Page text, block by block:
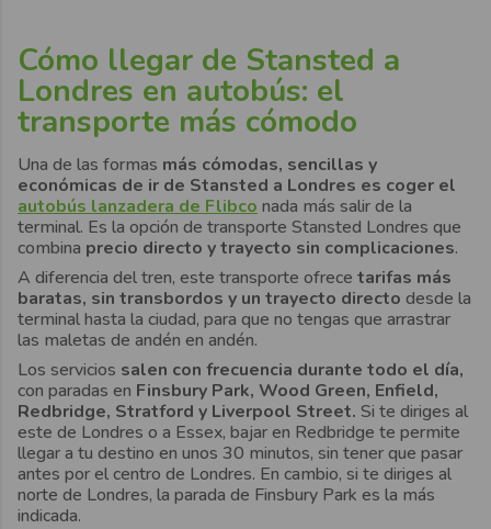
Cómo llegar de Stansted a
Londres en autobús: el
transporte más cómodo
Una de las formas más cómodas, sencillas y
económicas de ir de Stansted a Londres es coger el
autobús lanzadera de Flibco nada más salir de la
terminal. Es la opción de transporte Stansted Londres que
combina precio directo y trayecto sin complicaciones.
A diferencia del tren, este transporte ofrece tarifas más
baratas, sin transbordos y un trayecto directo desde la
terminal hasta la ciudad, para que no tengas que arrastrar
las maletas de andén en andén.
Los servicios salen con frecuencia durante todo el día,
con paradas en Finsbury Park, Wood Green, Enfield,
Redbridge, Stratford y Liverpool Street. Si te diriges al
este de Londres o a Essex, bajar en Redbridge te permite
llegar a tu destino en unos 30 minutos, sin tener que pasar
antes por el centro de Londres. En cambio, si te diriges al
norte de Londres, la parada de Finsbury Park es la más
indicada.